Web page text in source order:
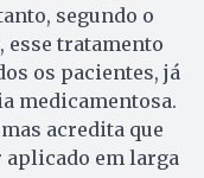
segundo o
esse tratamento
os pacientes, já
medicamentosa.
acredita que
aplicado em larga